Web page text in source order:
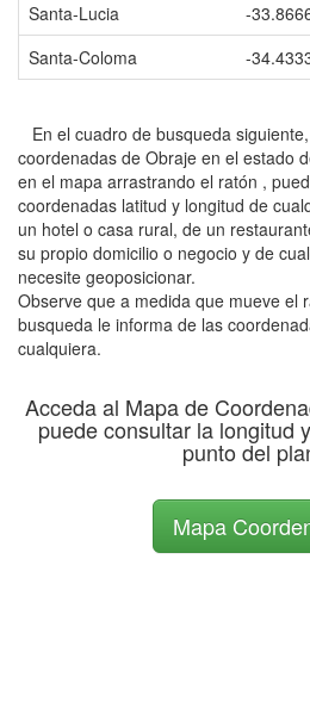
Santa-Lucia
-
Santa-Coloma
-
En el cuadro de busqueda
coordenadas de Obraje en el estado
en el mapa arrastrando el ratón ,
coordenadas latitud y longitud de
un hotel o casa rural, de un
su propio domicilio o negocio y de
necesite geoposicionar.
Observe que a medida que mueve el
busqueda le informa de las
cualquiera.
Acceda al Mapa de
puede consultar la longitud
punto del
Mapa